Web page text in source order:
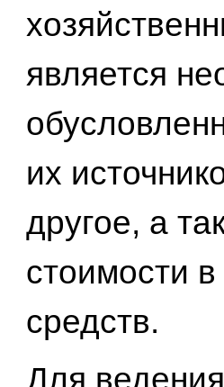
является
их
другое, а
стоимости
средств.
Для